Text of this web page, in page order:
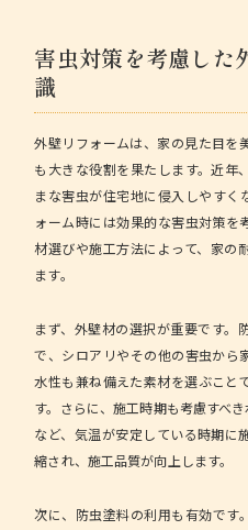
害虫対策を考慮した
識
外壁リフォームは、家の見た目を
も大きな役割を果たします。近年
まな害虫が住宅地に侵入しやすく
ォーム時には効果的な害虫対策を
材選びや施工方法によって、家の
ます。
まず、外壁材の選択が重要です。
で、シロアリやその他の害虫から
水性も兼ね備えた素材を選ぶこと
す。さらに、施工時期も考慮すべ
など、気温が安定している時期に
縮され、施工品質が向上します。
次に、防虫塗料の利用も有効です